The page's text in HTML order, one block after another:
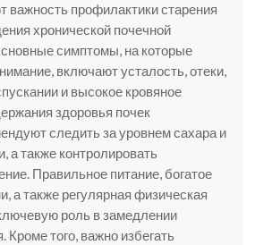
важность профилактики старения
хронической почечной
симптомы, на которые
включают усталость, отеки,
и высокое кровяное
здоровья почек
следить за уровнем сахара и
а также контролировать
Правильное питание, богатое
а также регулярная физическая
роль в замедлении
Кроме того, важно избегать